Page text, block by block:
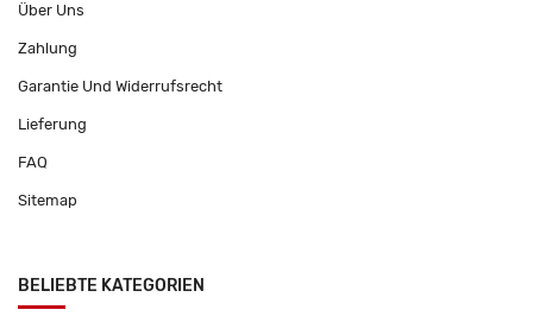
Über Uns
Zahlung
Garantie Und Widerrufsrecht
Lieferung
FAQ
Sitemap
BELIEBTE KATEGORIEN